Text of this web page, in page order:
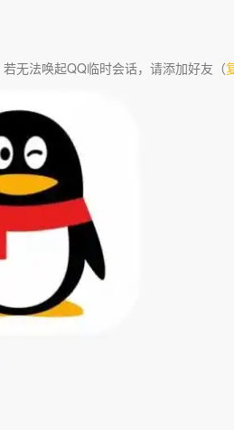
无法唤起QQ临时会话，请添加好友（